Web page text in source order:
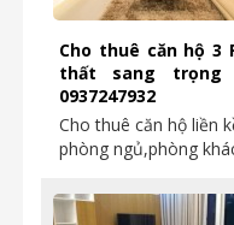
Cho thuê căn hộ
thất sang
0937247932
Cho thuê căn hộ liền
phòng ngủ,phòng